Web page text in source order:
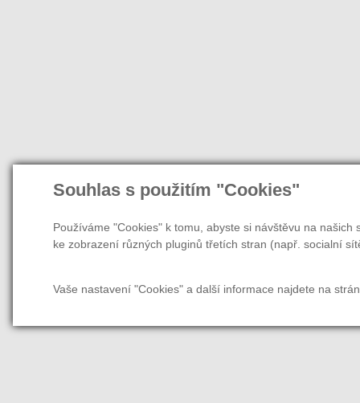
Souhlas s použitím "Cookies"
Používáme "Cookies" k tomu, abyste si návštěvu na
ke zobrazení různých pluginů třetích stran (např. socialní
Vaše nastavení "Cookies" a další informace najdete na